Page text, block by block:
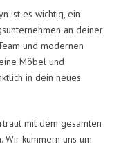
ist es wichtig, ein
an deiner
und modernen
Möbel und
in dein neues
mit dem gesamten
Wir kümmern uns um